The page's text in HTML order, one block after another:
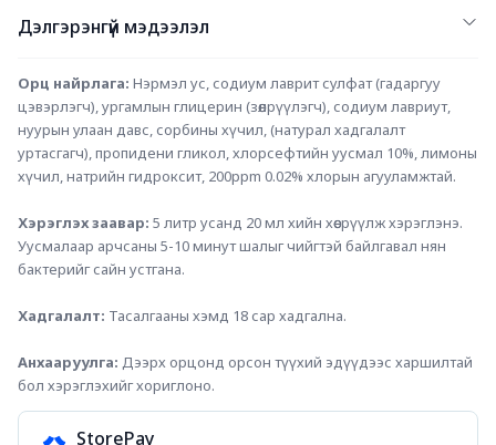
Дэлгэрэнгүй мэдээлэл
Орц найрлага: Нэрмэл ус, содиум лаврит сулфат (гадаргуу
цэвэрлэгч), ургамлын глицерин (зөөлрүүлэгч), содиум лавриут,
нуурын улаан давс, сорбины хүчил, (натурал хадгалалт
уртасгагч), пропидени гликол, хлорсефтийн уусмал 10%, лимоны
хүчил, натрийн гидроксит, 200ppm 0.02% хлорын агууламжтай.
Хэрэглэх заавар: 5 литр усанд 20 мл хийн хөөсрүүлж хэрэглэнэ.
Уусмалаар арчсаны 5-10 минут шалыг чийгтэй байлгавал нян
бактерийг сайн устгана.
Хадгалалт: Тасалгааны хэмд 18 сар хадгална.
Анхааруулга: Дээрх орцонд орсон түүхий эдүүдээс харшилтай
бол хэрэглэхийг хориглоно.
StorePay